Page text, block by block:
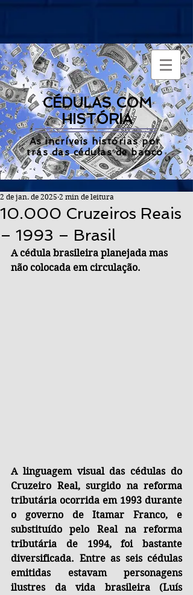
CÉDULAS COM
HISTÓRIA
As incríveis histórias por
trás das cédulas de banco
10.000 Cruzeiros Reais
– 1993 – Brasil
2 de jan. de 2025 2 min de leitura
A cédula brasileira planejada mas
não colocada em circulação.
A linguagem visual das cédulas do
Cruzeiro Real, surgido na reforma
tributária ocorrida em 1993 durante
o governo de Itamar Franco, e
substituído pelo Real na reforma
tributária de 1994, foi bastante
diversificada. Entre as seis cédulas
emitidas estavam personagens
ilustres da vida brasileira (Luís